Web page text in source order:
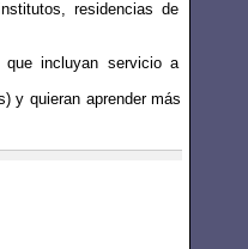
residencias de
que incluyan servicio a
y quieran aprender más